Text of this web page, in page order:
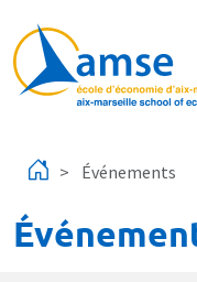
Événements